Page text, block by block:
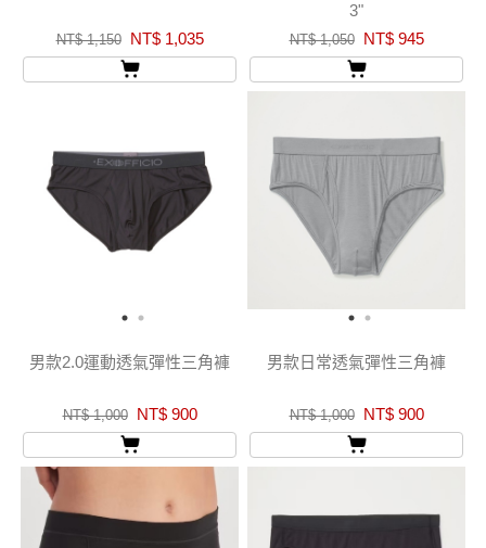
NT$ 1,150 NT$ 1,035
3"
NT$ 1,050 NT$ 945
男款2.0運動透氣彈性三角褲
NT$ 1,000 NT$ 900
男款日常透氣彈性三角褲
NT$ 1,000 NT$ 900